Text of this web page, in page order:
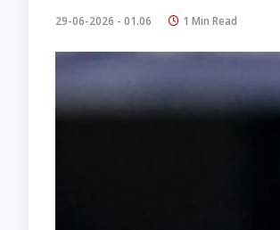
29-06-2026 - 01.06 1 Min Read